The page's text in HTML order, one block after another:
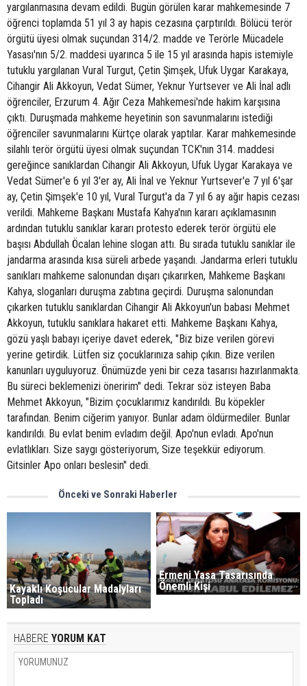
yargılanmasına devam edildi. Bugün görülen karar mahkemesinde 7
öğrenci toplamda 51 yıl 3 ay hapis cezasına çarptırıldı. Bölücü terör
örgütü üyesi olmak suçundan 314/2. madde ve Terörle Mücadele
Yasası'nın 5/2. maddesi uyarınca 5 ile 15 yıl arasında hapis istemiyle
tutuklu yargılanan Vural Turgut, Çetin Şimşek, Ufuk Uygar Karakaya,
Cihangir Ali Akkoyun, Vedat Sümer, Yeknur Yurtsever ve Ali İnal adlı
öğrenciler, Erzurum 4. Ağır Ceza Mahkemesi'nde hakim karşısına
çıktı. Duruşmada mahkeme heyetinin son savunmalarını istediği
öğrenciler savunmalarını Kürtçe olarak yaptılar. Karar mahkemesinde
silahlı terör örgütü üyesi olmak suçundan TCK'nın 314. maddesi
gereğince sanıklardan Cihangir Ali Akkoyun, Ufuk Uygar Karakaya ve
Vedat Sümer'e 6 yıl 3'er ay, Ali İnal ve Yeknur Yurtsever'e 7 yıl 6'şar
ay, Çetin Şimşek'e 10 yıl, Vural Turgut'a da 7 yıl 6 ay ağır hapis cezası
verildi. Mahkeme Başkanı Mustafa Kahya'nın kararı açıklamasının
ardından tutuklu sanıklar kararı protesto ederek terör örgütü ele
başısı Abdullah Öcalan lehine slogan attı. Bu sırada tutuklu sanıklar ile
jandarma arasında kısa süreli arbede yaşandı. Jandarma erleri tutuklu
sanıkları mahkeme salonundan dışarı çıkarırken, Mahkeme Başkanı
Kahya, sloganları duruşma zabtına geçirdi. Duruşma salonundan
çıkarken tutuklu sanıklardan Cihangir Ali Akkoyun'un babası Mehmet
Akkoyun, tutuklu sanıklara hakaret etti. Mahkeme Başkanı Kahya,
gözü yaşlı babayı içeriye davet ederek, "Biz bize verilen görevi
yerine getirdik. Lütfen siz çocuklarınıza sahip çıkın. Bize verilen
kanunları uyguluyoruz. Önümüzde yeni bir ceza tasarısı hazırlanmakta.
Bu süreci beklemenizi öneririm" dedi. Tekrar söz isteyen Baba
Mehmet Akkoyun, "Bizim çocuklarımız kandırıldı. Bu köpekler
tarafından. Benim ciğerim yanıyor. Bunlar adam öldürmediler. Bunlar
kandırıldı. Bu evlat benim evladım değil. Apo'nun evladı. Apo'nun
evlatlıkları. Size saygı gösteriyorum, Size teşekkür ediyorum.
Gitsinler Apo onları beslesin" dedi.
Önceki ve Sonraki Haberler
Kayaklı Koşucular Madalyları
Topladı
Ermeni Yasa Tasarısında
Önemli Kişi
HABERE YORUM KAT